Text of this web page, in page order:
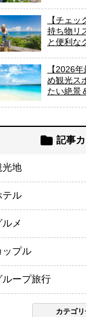
【チェ
持ち物リ
と便利な
【2026
め観光ス
たい絶景
記事
光地
テル
ルメ
ップル
ループ旅行
カテゴ